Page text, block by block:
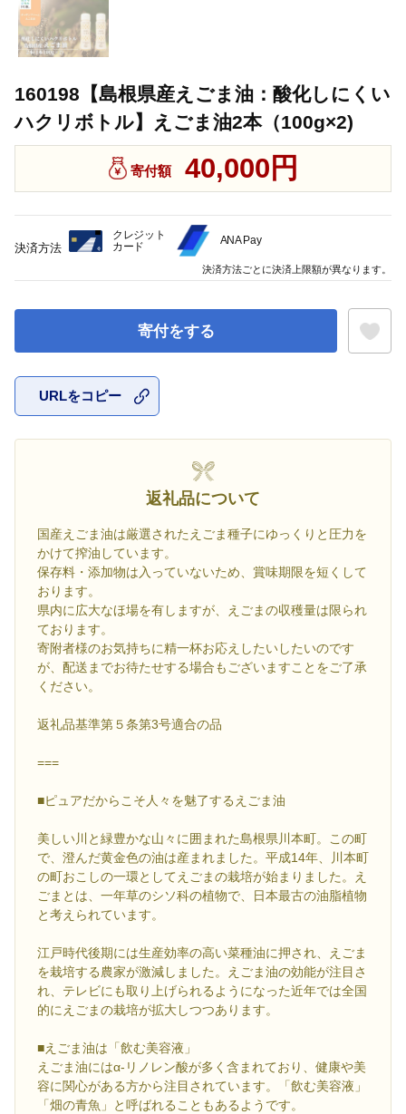
160198【島根県産えごま油：酸化しにくい
ハクリボトル】えごま油2本（100g×2)
寄付額 40,000円
寄付をする
URLをコピー
返礼品について
国産えごま油は厳選されたえごま種子にゆっくりと圧力を
かけて搾油しています。
保存料・添加物は入っていないため、賞味期限を短くして
おります。
県内に広大なほ場を有しますが、えごまの収穫量は限られ
ております。
寄附者様のお気持ちに精一杯お応えしたいしたいのです
が、配送までお待たせする場合もございますことをご了承
ください。
返礼品基準第５条第3号適合の品
===
■ピュアだからこそ人々を魅了するえごま油
美しい川と緑豊かな山々に囲まれた島根県川本町。この町
で、澄んだ黄金色の油は産まれました。平成14年、川本町
の町おこしの一環としてえごまの栽培が始まりました。え
ごまとは、一年草のシソ科の植物で、日本最古の油脂植物
と考えられています。
江戸時代後期には生産効率の高い菜種油に押され、えごま
を栽培する農家が激減しました。えごま油の効能が注目さ
れ、テレビにも取り上げられるようになった近年では全国
的にえごまの栽培が拡大しつつあります。
■えごま油は「飲む美容液」
えごま油にはα-リノレン酸が多く含まれており、健康や美
容に関心がある方から注目されています。「飲む美容液」
「畑の青魚」と呼ばれることもあるようです。
決済方法
クレジット
カード
ANA Pay
決済方法ごとに決済上限額が異なります。